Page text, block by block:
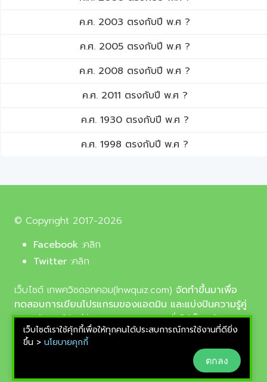
ค.ศ. 2003 ตรงกับปี พ.ศ ?
ค.ศ. 2005 ตรงกับปี พ.ศ ?
ค.ศ. 2008 ตรงกับปี พ.ศ ?
ค.ศ. 2011 ตรงกับปี พ.ศ ?
ค.ศ. 1930 ตรงกับปี พ.ศ ?
ค.ศ. 1998 ตรงกับปี พ.ศ ?
© Copyright 2017-2026
Facebook :คลิก
Twitter :คลิก
เว็บไซต์ เทพควิชดอทคอม(lnwquiz.com) จัดทำขึ้นมาเพื่อ
ทดสอบการเขียนโปรแกรมของแอดมิน และแบ่งปันความรู้คู่
ความบันเทิงให้แก่น้อง ๆ ตลอดจนบุคลทั่วไปเป็นหลัก,
รูปภาพที่นำมาใช้ประกอบบทความเป็นรูปภาพจากเว็บ
pixabay.com และunsplash.com ซึ่งเป็นเว็บแจกรูปฟรี
ลิขสิทธิ์แบบ CC0 ที่ช่างภาพจากทั่วโลกอัพโหลดไว้ให้
สามารถนำมาใช้ฟรีได้
เว็บไซต์เราใช้คุ้กกี้เพื่อให้ทุกคนได้ประสบการณ์การใช้งานที่ดียิ่ง
ขึ้น > นโยบายคุกกี้
ตกลง